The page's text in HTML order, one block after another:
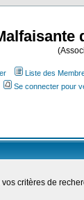
Liste des
Se connecter pour
critères de